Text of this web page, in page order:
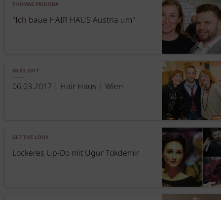
THOMAS PRIHODA
"Ich baue HAIR HAUS Austria um"
06.03.2017
06.03.2017 | Hair Haus | Wien
GET THE LOOK
Lockeres Up-Do mit Ugur Tokdemir